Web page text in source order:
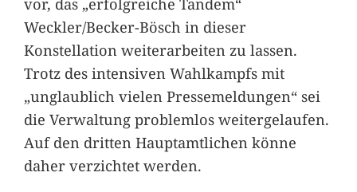
Weckler/Becker-Bösch in dieser
Konstellation weiterarbeiten zu lassen.
Trotz des intensiven Wahlkampfs mit
„unglaublich vielen Pressemeldungen“ sei
die Verwaltung problemlos weitergelaufen.
Auf den dritten Hauptamtlichen könne
daher verzichtet werden.